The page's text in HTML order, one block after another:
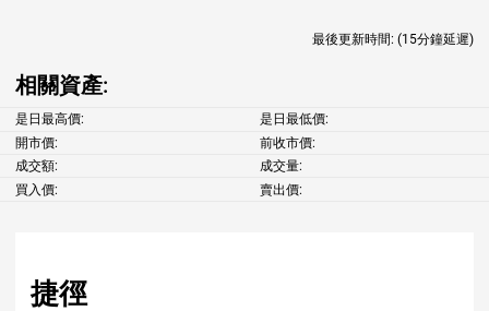
最後更新時間: (15分鐘延遲)
相關資產:
是日最高價:
是日最低價:
開市價:
前收市價:
成交額:
成交量:
買入價:
賣出價:
捷徑